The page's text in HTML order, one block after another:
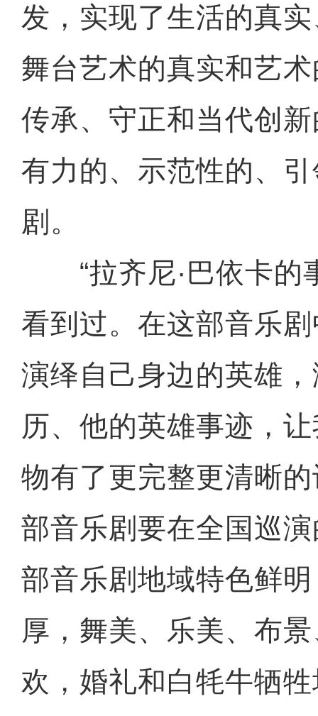
发，实现了生活的真
舞台艺术的真实和艺
传承、守正和当代创
有力的、示范性的、
剧。
“拉齐尼·巴依卡的
看到过。在这部音乐
演绎自己身边的英雄
历、他的英雄事迹，
物有了更完整更清晰
部音乐剧要在全国巡
部音乐剧地域特色鲜
厚，舞美、乐美、布
欢，婚礼和白牦牛牺